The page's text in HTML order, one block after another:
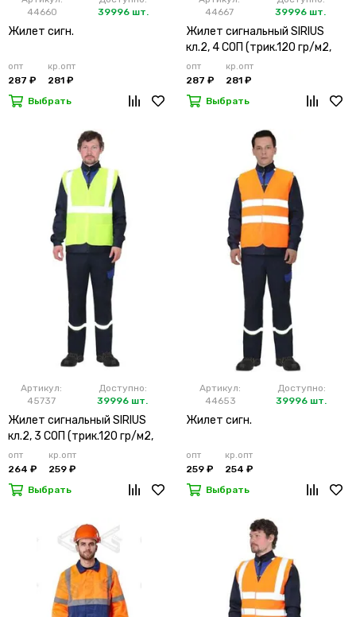
44660
39996 шт.
Жилет сигн.
опт
287 ₽
кр.опт
281 ₽
Выбрать
44667
39996 шт.
Жилет сигнальный SIRIUS
кл.2, 4 СОП (трик.120 гр/м2,
карманы) лимонный
опт
287 ₽
кр.опт
281 ₽
Выбрать
Артикул:
45737
Доступно:
39996 шт.
Жилет сигнальный SIRIUS
кл.2, 3 СОП (трик.120 гр/м2,
карманы) лимонный
опт
264 ₽
кр.опт
259 ₽
Выбрать
Артикул:
44653
Доступно:
39996 шт.
Жилет сигн.
опт
259 ₽
кр.опт
254 ₽
Выбрать